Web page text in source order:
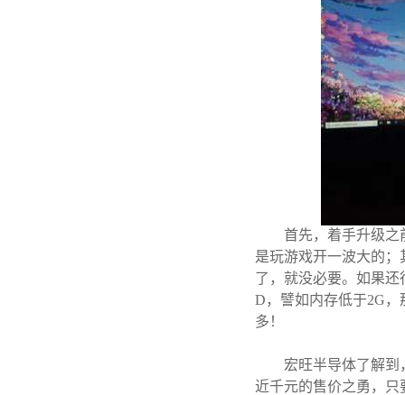
首先，着手升级
是玩游戏开一波大的
了，就没必要。如果
D，譬如内存低于2G
多！
宏旺半导体了解到
近千元的售价之勇，只